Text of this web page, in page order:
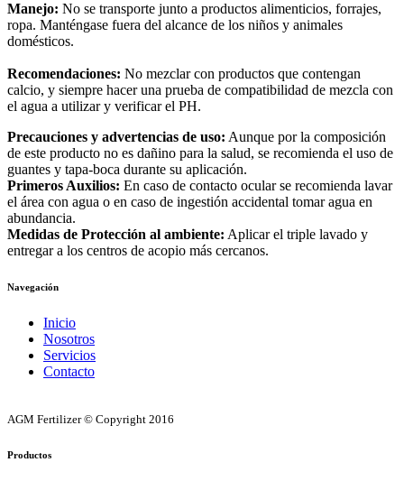
Manejo: No se transporte junto a productos alimenticios, forrajes,
ropa. Manténgase fuera del alcance de los niños y animales
domésticos.
Recomendaciones: No mezclar con productos que contengan
calcio, y siempre hacer una prueba de compatibilidad de mezcla con
el agua a utilizar y verificar el PH.
Precauciones y advertencias de uso: Aunque por la composición
de este producto no es dañino para la salud, se recomienda el uso de
guantes y tapa-boca durante su aplicación.
Primeros Auxilios: En caso de contacto ocular se recomienda lavar
el área con agua o en caso de ingestión accidental tomar agua en
abundancia.
Medidas de Protección al ambiente: Aplicar el triple lavado y
entregar a los centros de acopio más cercanos.
Navegación
Inicio
Nosotros
Servicios
Contacto
AGM Fertilizer © Copyright 2016
Productos